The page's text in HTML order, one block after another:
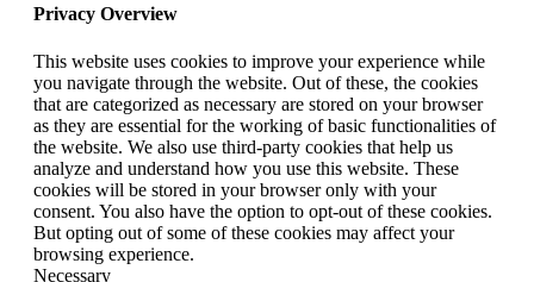
Privacy Overview
This website uses cookies to improve your experience while
you navigate through the website. Out of these, the cookies
that are categorized as necessary are stored on your browser
as they are essential for the working of basic functionalities of
the website. We also use third-party cookies that help us
analyze and understand how you use this website. These
cookies will be stored in your browser only with your
consent. You also have the option to opt-out of these cookies.
But opting out of some of these cookies may affect your
browsing experience.
Necessary